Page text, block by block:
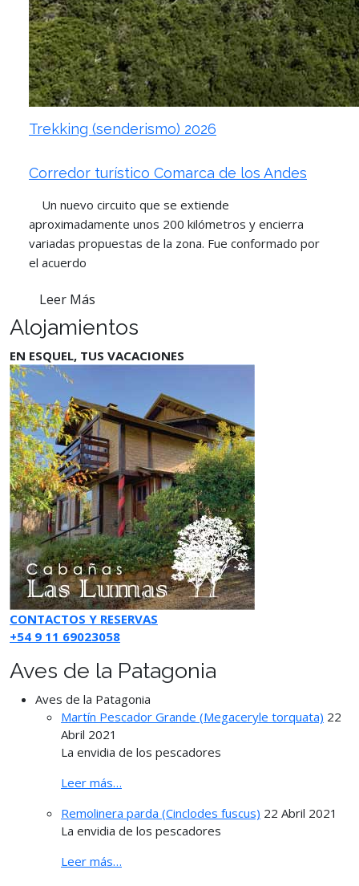
Trekking (senderismo) 2026
Corredor turístico Comarca de los Andes
Un nuevo circuito que se extiende
aproximadamente unos 200 kilómetros y encierra
variadas propuestas de la zona. Fue conformado por
el acuerdo
Leer Más
Alojamientos
EN ESQUEL, TUS VACACIONES
CONTACTOS Y RESERVAS
+54 9 11 69023058
Aves de la Patagonia
Aves de la Patagonia
Martín Pescador Grande (Megaceryle torquata) 22
Abril 2021
La envidia de los pescadores
Leer más…
Remolinera parda (Cinclodes fuscus) 22 Abril 2021
La envidia de los pescadores
Leer más…